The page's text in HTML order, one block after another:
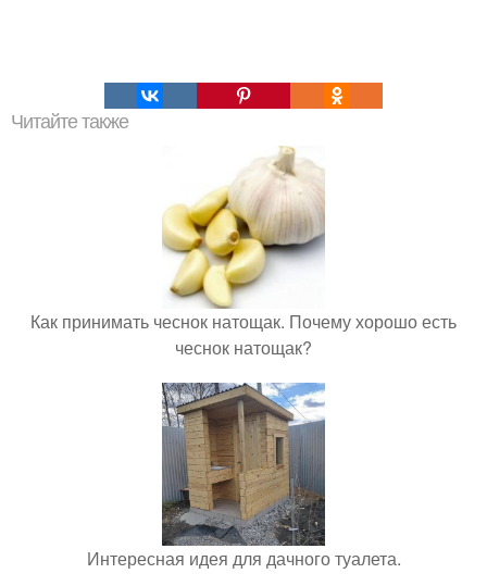
Читайте также
Как принимать чеснок натощак. Почему хорошо есть
чеснок натощак?
Интересная идея для дачного туалета.